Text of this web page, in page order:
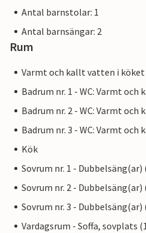
Antal barnstolar: 1
Antal barnsängar: 2
Rum
Varmt och kallt vatten i köket
Badrum nr. 1 - WC: Varmt och
Badrum nr. 2 - WC: Varmt och
Badrum nr. 3 - WC: Varmt och
Kök
Sovrum nr. 1 -
Sovrum nr. 2 -
Sovrum nr. 3 -
Vardagsrum - Soffa, sovplats